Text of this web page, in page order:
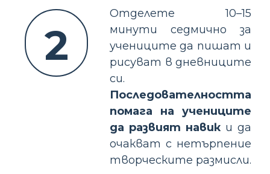
2
Отделете 10–15
минути седмично за
учениците да пишат и
рисуват в дневниците
си.
Последователността
помага на учениците
да развият навик и да
очакват с нетърпение
творческите размисли.